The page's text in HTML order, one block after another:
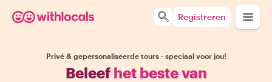
Registreren
Privé & gepersonaliseerde tours - speciaal voor jou!
Beleef het beste van